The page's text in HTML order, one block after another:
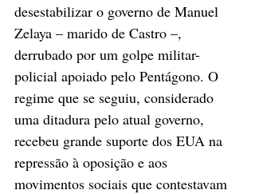
desestabilizar o governo de Manuel
Zelaya – marido de Castro –,
derrubado por um golpe militar-
policial apoiado pelo Pentágono. O
regime que se seguiu, considerado
uma ditadura pelo atual governo,
recebeu grande suporte dos EUA na
repressão à oposição e aos
movimentos sociais que contestavam